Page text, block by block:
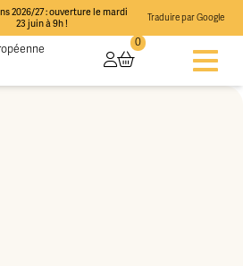
2026/27 : ouverture le mardi
23 juin à 9h !
Traduire par Google
0